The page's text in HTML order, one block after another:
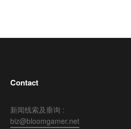
Contact
新闻线索及垂询 :
biz@bloomgamer.net